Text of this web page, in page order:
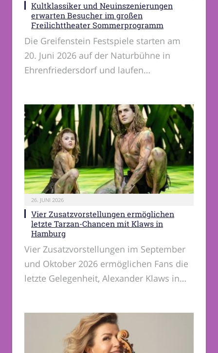
Kultklassiker und Neuinszenierungen
erwarten Besucher im großen
Freilichttheater Sommerprogramm
Die Greifenstein Festspiele starten am
20. Juni 2026 auf der Naturbühne in
Ehrenfriedersdorf und laufen…
26. JUNI 2026
Vier Zusatzvorstellungen ermöglichen
letzte Tarzan-Chancen mit Klaws in
Hamburg
Vier Zusatzvorstellungen im September
und Oktober 2026 ermöglichen Fans die
letzte Gelegenheit, Alexander Klaws in…